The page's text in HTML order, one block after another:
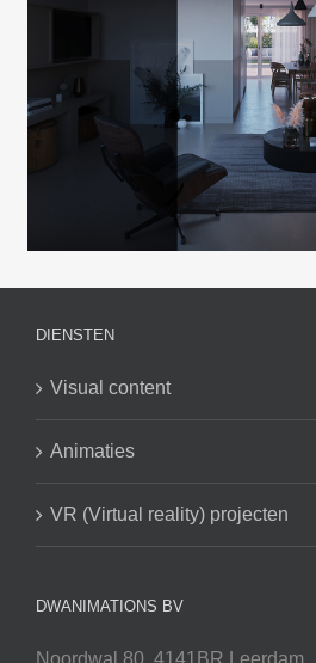
DIENSTEN
Visual content
Animaties
VR (Virtual reality) projecten
DWANIMATIONS BV
Noordwal 80, 4141BR Leerdam